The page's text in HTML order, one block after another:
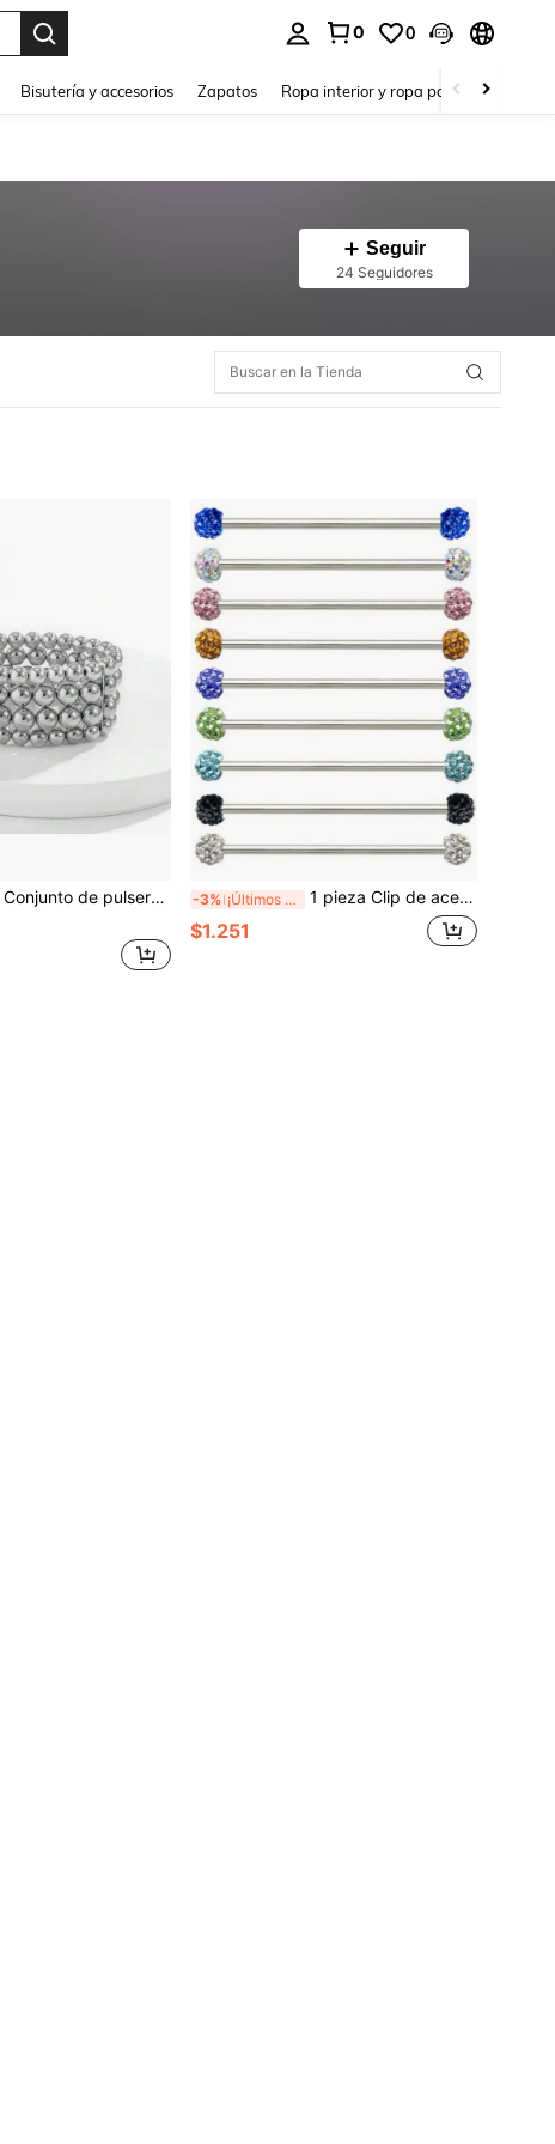
0 0
Bisutería y accesorios Zapatos Ropa interior y ropa para dormir
Seguir
24 Seguidores
Conjunto de pulseras con bolas de estilo punk hip-hop, tonos plateado y dorado, perfectas para hombres y mujeres, accesorios diarios
-3% ¡Últimos 3 días 1 pieza Clip de acero inoxidable con bola de cerámica de estilo industrial, adecuado para el uso diario de las mujeres
$1.251